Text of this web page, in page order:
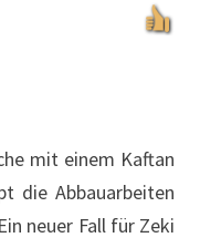
mit einem Kaftan
die Abbauarbeiten
neuer Fall für Zeki